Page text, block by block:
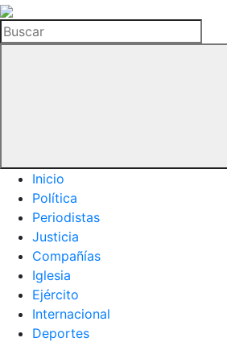
La
Hemeroteca
del
Buscar
Inicio
Política
Periodistas
Justicia
Compañías
Iglesia
Ejército
Internacional
Deportes